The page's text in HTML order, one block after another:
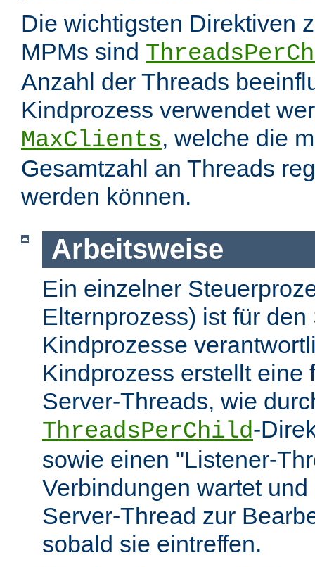
Die wichtigsten Direktiven
MPMs sind
Anzahl der Threads
Kindprozess verwendet
MaxClients, welche die
Gesamtzahl an Threads
werden können.
Arbeitsweise
Ein einzelner
Elternprozess) ist für den
Kindprozesse
Kindprozess erstellt eine
Server-Threads, wie
ThreadsPerChild-
sowie einen "Listener-
Verbindungen wartet
Server-Thread zur
sobald sie eintreffen.